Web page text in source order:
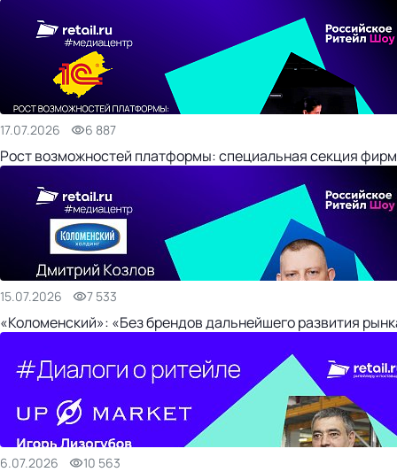
17.07.2026 6 887
Рост возможностей платформы: специальная секция
15.07.2026 7 533
«Коломенский»: «Без брендов дальнейшего развития
6.07.2026 10 563